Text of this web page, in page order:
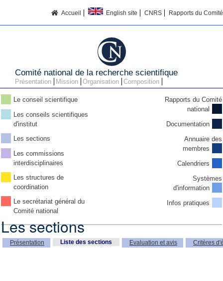
Accueil English site CNRS Rapports du
Comité national de la recherche scientifique
Présentation Mission Organisation Composition
Le conseil scientifique
Les conseils scientifiques
d'institut
Les sections
Les commissions
interdisciplinaires
Les structures de
coordination
Le secrétariat général du
Comité national
Rapports du Comité
national
Documentation
Annuaire des
membres
Calendriers
Systèmes
d'information
Infos pratiques
Les sections
Présentation Liste des sections Evaluation et avis Critères